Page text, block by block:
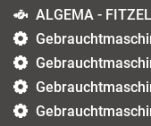
ALGEMA -